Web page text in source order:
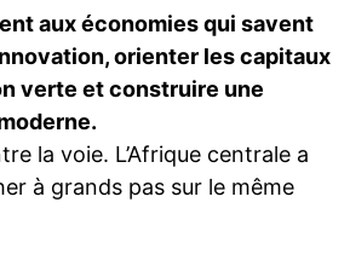
aux économies qui savent
orienter les capitaux
verte et construire une
la voie. L’Afrique centrale a
à grands pas sur le même